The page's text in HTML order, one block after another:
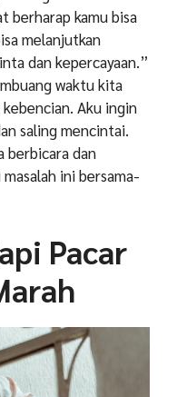
berharap kamu bisa
melanjutkan
dan kepercayaan.”
waktu kita
Aku ingin
saling mencintai.
berbicara dan
ini bersama-
Pacar